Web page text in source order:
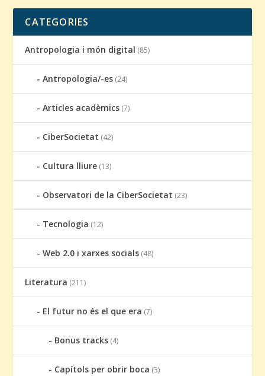
CATEGORIES
Antropologia i món digital (85)
Antropologia/-es (24)
Articles acadèmics (7)
CiberSocietat (42)
Cultura lliure (13)
Observatori de la CiberSocietat (23)
Tecnologia (12)
Web 2.0 i xarxes socials (48)
Literatura (211)
El futur no és el que era (7)
Bonus tracks (4)
Capítols per obrir boca (3)